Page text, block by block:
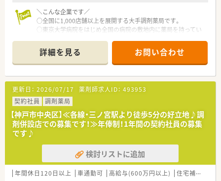
＼こんな企業です／
○全国に1,000店舗以上を展開する大手調剤薬局です。
○東京大学病院をはじめ全国の病院の敷地内に薬局を持ってい
病診薬連携を強化することで、地域にお住いの患者様に高度な医
療の提供を実現しています。
○全店「同一の機械・システム」を採用しており、且つ処方箋の応
需内容が多岐にわたる（敷地内・病院門前・医療モール・CL門前）
ので、スキルUPしたい方にはお勧めもです。
○長期就業＆自己研讃を続ける事で給与があがる仕組みになっ
ており、将来的に高年収も狙う事が出来ます。
○インターネットを使って処方薬の飲み方を遠隔指導する「オン
ライン服薬指導」、今後も病院の「敷地内薬局」の推進、女性客の
取り込みを狙う店舗でデザインの一新。
長を続けています。
○どの店舗も、最新システムが整っています！
＼福利厚生／
詳細を見る お問い合わせ
更新日： 2026/07/17 薬剤師求人ID： 493953
契約社員
調剤薬局
【神戸市中央区】≪各線・三ノ宮駅より徒歩5分の好立地♪調
剤併設店での募集です！≫年俸制！1年間の契約社員の募集
です♪
検討リストに追加
年間休日120日以上 車通勤可 高給与(600万円以上) 住宅補助(手当)あり